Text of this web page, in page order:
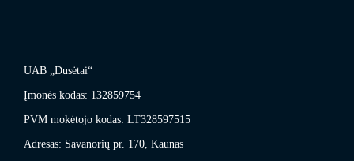
UAB „Dusėtai“
Įmonės kodas: 132859754
PVM mokėtojo kodas: LT328597515
Adresas: Savanorių pr. 170, Kaunas